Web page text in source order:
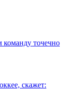
точечно
скажет: